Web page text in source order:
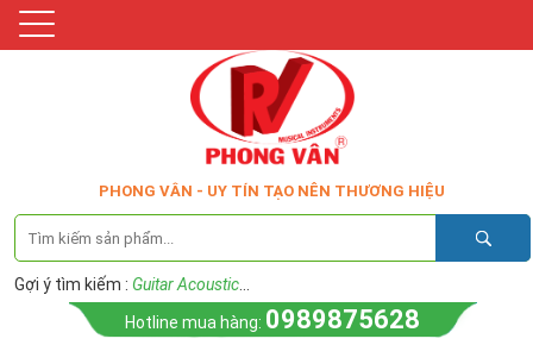
PHONG VÂN - UY TÍN TẠO NÊN THƯƠNG HIỆU
Gợi ý tìm kiếm : Guitar Acoustic
Hotline mua hàng: 0989875628